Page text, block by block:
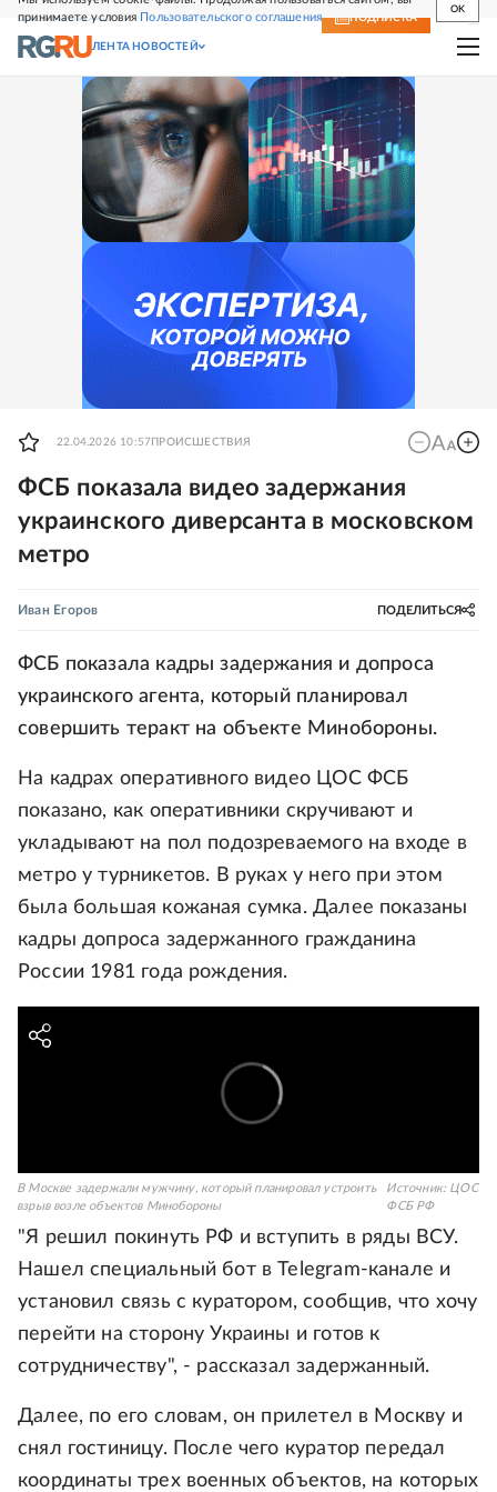
принимаете условия Пользовательского соглашения
OK
СВЕЖИЙ НОМЕР ПОДПИСКА
ЛЕНТА НОВОСТЕЙ
22.04.2026 10:57 ПРОИСШЕСТВИЯ
ФСБ показала видео задержания
украинского диверсанта в московском
метро
Иван Егоров ПОДЕЛИТЬСЯ
ФСБ показала кадры задержания и допроса
украинского агента, который планировал
совершить теракт на объекте Минобороны.
На кадрах оперативного видео ЦОС ФСБ
показано, как оперативники скручивают и
укладывают на пол подозреваемого на входе в
метро у турникетов. В руках у него при этом
была большая кожаная сумка. Далее показаны
кадры допроса задержанного гражданина
России 1981 года рождения.
В Москве задержали мужчину, который планировал устроить
взрыв возле объектов Минобороны
Источник: ЦОС
ФСБ РФ
"Я решил покинуть РФ и вступить в ряды ВСУ.
Нашел специальный бот в Telegram-канале и
установил связь с куратором, сообщив, что хочу
перейти на сторону Украины и готов к
сотрудничеству", - рассказал задержанный.
Далее, по его словам, он прилетел в Москву и
снял гостиницу. После чего куратор передал
координаты трех военных объектов, на которых